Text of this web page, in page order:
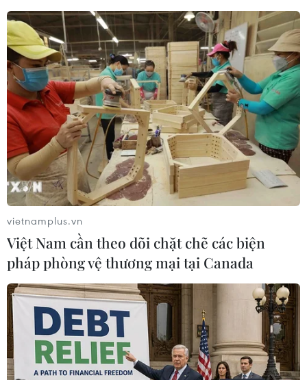
Chiếc xe đưa người nhà nạn nhân đến. (Ảnh: TTXVN phát)
vietnamplus.vn
Việt Nam cần theo dõi chặt chẽ các biện
pháp phòng vệ thương mại tại Canada